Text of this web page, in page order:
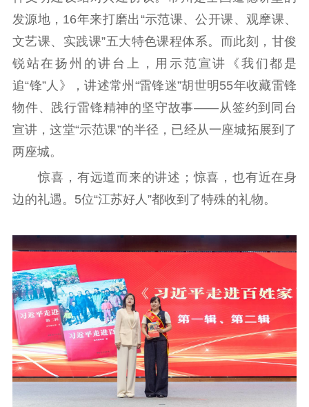
发源地，16年来打磨出“示范课、公开课、观摩课、
文艺课、实践课”五大特色课程体系。而此刻，甘俊
锐站在扬州的讲台上，用示范宣讲《我们都是
追“锋”人》，讲述常州“雷锋迷”胡世明55年收藏雷锋
物件、践行雷锋精神的坚守故事——从签约到同台
宣讲，这堂“示范课”的半径，已经从一座城拓展到了
两座城。
惊喜，有远道而来的讲述；惊喜，也有近在身
边的礼遇。5位“江苏好人”都收到了特殊的礼物。